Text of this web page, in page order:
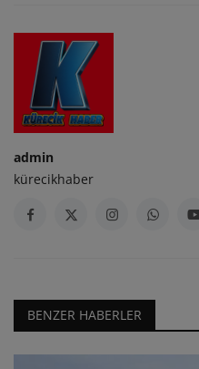
admin
kürecikhaber
BENZER HABERLER